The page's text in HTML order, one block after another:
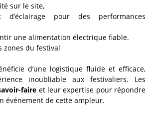
sur le site,
pour des performances
une alimentation électrique fiable.
zones du festival
d’une logistique fluide et efficace,
inoubliable aux festivaliers. Les
faire et leur expertise pour répondre
événement de cette ampleur.